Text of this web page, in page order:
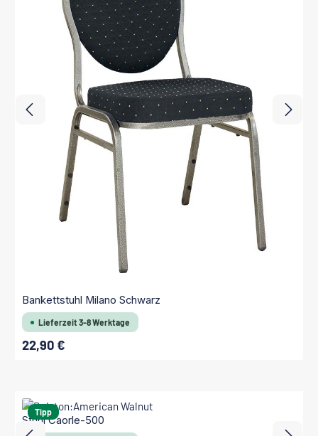
Bankettstuhl Milano Schwarz
Lieferzeit 3-8 Werktage
Regulärer Preis:
22,90 €
Produktgalerie überspringen
Tipp
Stuhl Caorle-500